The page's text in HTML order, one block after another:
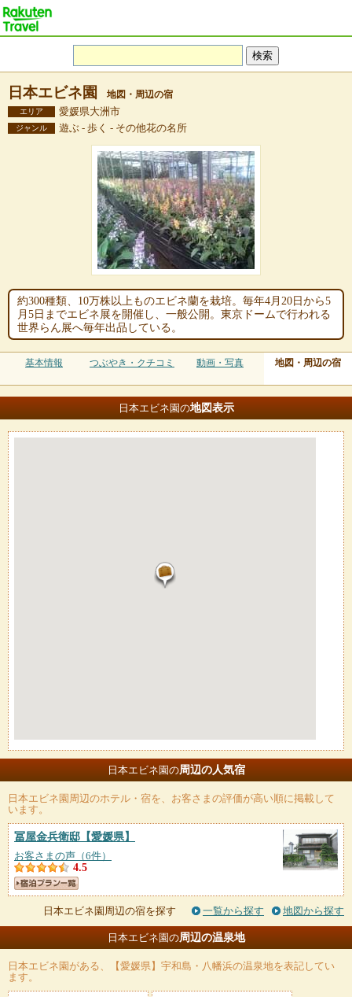
日本エビネ園 地図・周辺の宿
エリア 愛媛県大洲市
ジャンル 遊ぶ - 歩く - その他花の名所
約300種類、10万株以上ものエビネ蘭を栽培。毎年4月20日から5
月5日までエビネ展を開催し、一般公開。東京ドームで行われる
世界らん展へ毎年出品している。
基本情報 つぶやき・クチコミ 動画・写真 地図・周辺の宿
日本エビネ園の地図表示
日本エビネ園の周辺の人気宿
日本エビネ園 周辺のホテル・宿を、お客さまの評価が高い順に掲載して
います。
冨屋金兵衛邸 【愛媛県】
お客さまの声（6件）
4.5
日本エビネ園周辺の宿を探す 一覧から探す 地図から探す
日本エビネ園の周辺の温泉地
日本エビネ園 がある、【愛媛県】宇和島・八幡浜の温泉地を表記してい
ます。